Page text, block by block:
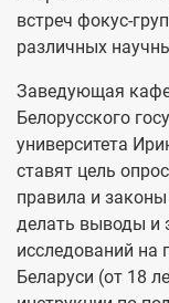
встреч фокус-
различных
Заведующая
Белорусского
университета
ставят цель
правила и
делать выводы и
исследований на
Беларуси (от 18